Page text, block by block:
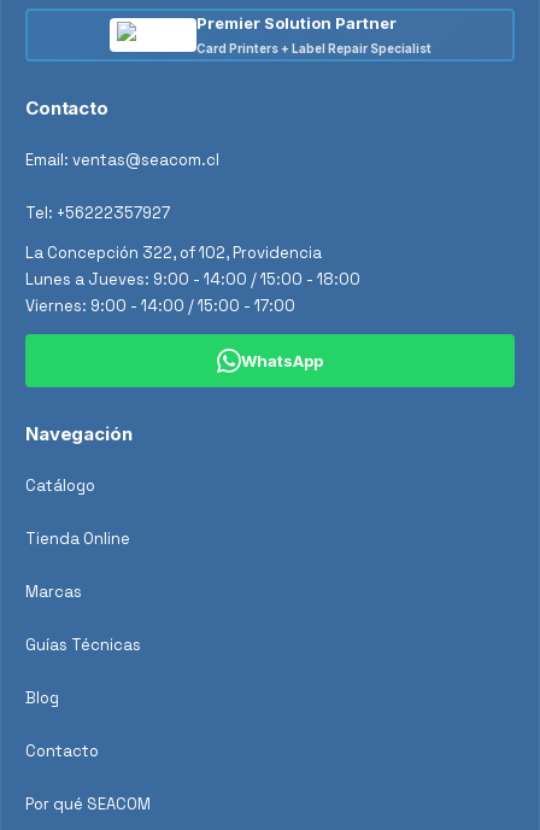
Premier Solution Partner
Card Printers + Label Repair Specialist
Contacto
Email: ventas@seacom.cl
Tel: +56222357927
La Concepción 322, of 102, Providencia
Lunes a Jueves: 9:00 - 14:00 / 15:00 - 18:00
Viernes: 9:00 - 14:00 / 15:00 - 17:00
WhatsApp
Navegación
Catálogo
Tienda Online
Marcas
Guías Técnicas
Blog
Contacto
Por qué SEACOM